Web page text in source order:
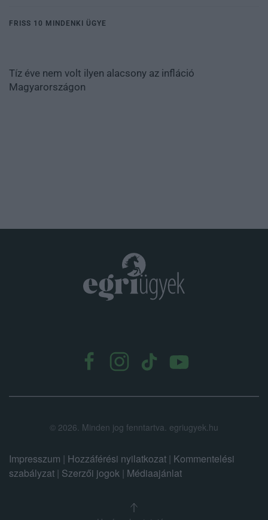
FRISS 10 MINDENKI ÜGYE
Tíz éve nem volt ilyen alacsony az infláció
Magyarországon
© 2026. Minden jog fenntartva. egriugyek.hu
Impresszum | Hozzáférési nyilatkozat | Kommentelési
szabályzat | Szerzői jogok | Médiaajánlat